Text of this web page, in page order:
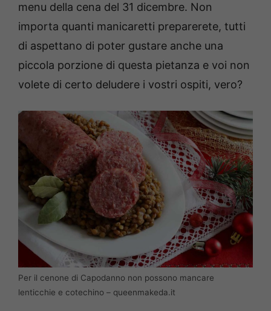
menu della cena del 31 dicembre. Non
importa quanti manicaretti preparerete, tutti
di aspettano di poter gustare anche una
piccola porzione di questa pietanza e voi non
volete di certo deludere i vostri ospiti, vero?
Per il cenone di Capodanno non possono mancare
lenticchie e cotechino – queenmakeda.it